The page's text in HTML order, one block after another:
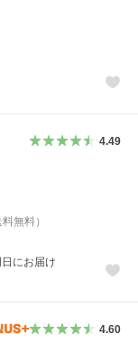
4.49
無料）
にお届け
4.60